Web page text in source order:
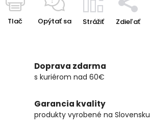
Tlač Opýtať sa Strážiť Zdieľať
Doprava zdarma
s kuriérom nad 60€
Garancia kvality
produkty vyrobené na Slovensku